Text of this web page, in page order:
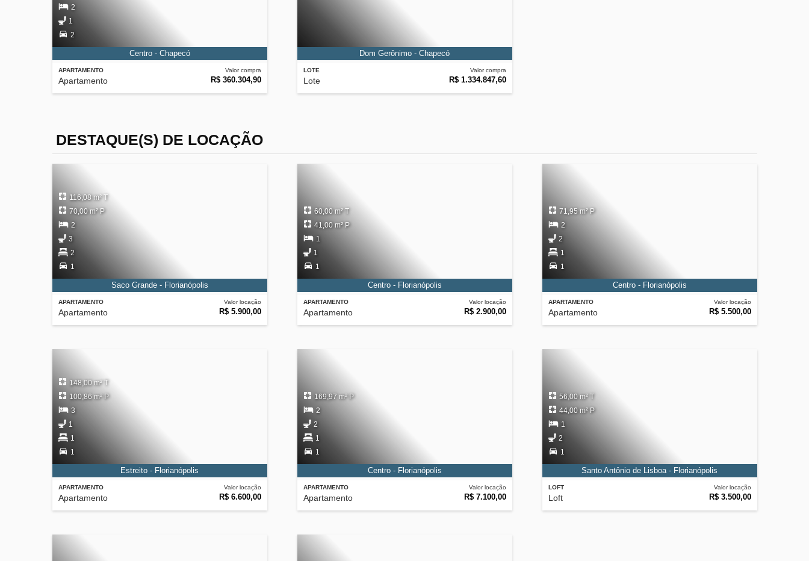
APARTAMENTO
Apartamento
Valor compra
R$ 360.304,90
2
1
2
Centro - Chapecó
LOTE
Lote
Valor compra
R$ 1.334.847,60
Dom Gerônimo - Chapecó
DESTAQUE(S) DE LOCAÇÃO
APARTAMENTO
Apartamento
Valor locação
R$ 5.900,00
116,08 m² T
70,00 m² P
2
3
2
1
Saco Grande - Florianópolis
APARTAMENTO
Apartamento
Valor locação
R$ 2.900,00
60,00 m² T
41,00 m² P
1
1
1
Centro - Florianópolis
APARTAMENTO
Apartamento
Valor locação
R$ 5.500,00
71,95 m² P
2
2
1
1
Centro - Florianópolis
APARTAMENTO
Apartamento
Valor locação
R$ 6.600,00
148,00 m² T
100,86 m² P
3
1
1
1
Estreito - Florianópolis
APARTAMENTO
Apartamento
Valor locação
R$ 7.100,00
169,97 m² P
2
2
1
1
Centro - Florianópolis
LOFT
Loft
Valor locação
R$ 3.500,00
56,00 m² T
44,00 m² P
1
2
1
Santo Antônio de Lisboa - Florianópolis